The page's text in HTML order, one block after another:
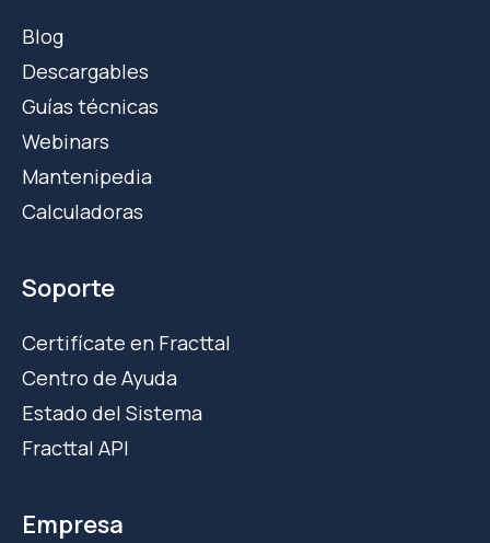
Blog
Descargables
Guías técnicas
Webinars
Mantenipedia
Calculadoras
Soporte
Certifícate en Fracttal
Centro de Ayuda
Estado del Sistema
Fracttal API
Empresa